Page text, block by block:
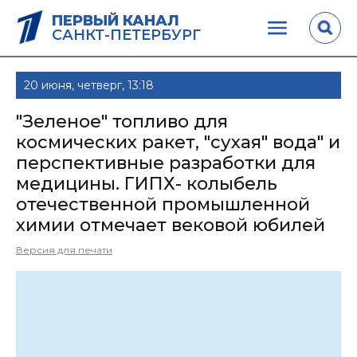
ПЕРВЫЙ КАНАЛ
САНКТ-ПЕТЕРБУРГ
20 июня, четверг, 13:18
"Зеленое" топливо для
космических ракет, "сухая" вода" и
перспективные разработки для
медицины. ГИПХ- колыбель
отечественной промышленной
химии отмечает вековой юбилей
Версия для печати